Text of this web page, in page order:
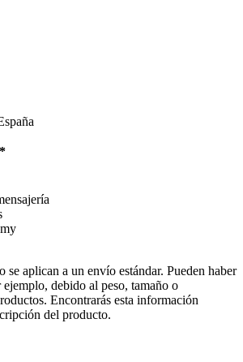
se aplican a un envío estándar. Pueden haber
ejemplo, debido al peso, tamaño o
Encontrarás esta información
del producto.